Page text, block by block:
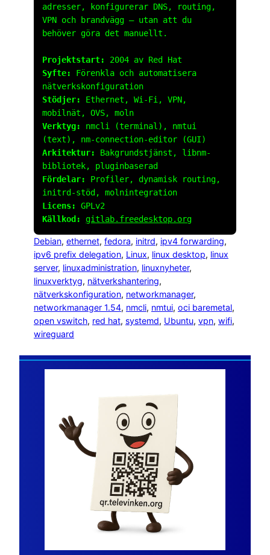
adresser, konfigurerar DNS, routing,
VPN och brandvägg – utan att du
behöver göra det manuellt.
Projektstart:
2004 av Red Hat
Syfte:
Förenkla och automatisera
nätverkskonfiguration
Stödjer:
Ethernet, Wi-Fi, VPN,
mobilnät, OVS, moln
Verktyg:
nmcli (terminal), nmtui
(text), nm-connection-editor (GUI)
Arkitektur:
Bakgrundstjänst, libnm-
bibliotek, pluginbaserad
Fördelar:
Profiler, dynamisk routing,
initrd-stöd, molnintegration
Licens:
GPLv2
Källkod:
gitlab.freedesktop.org
Debian, ethernet, fedora, initrd, ipv4 forwarding
ipv6 prefix delegation, Linux, linux desktop, linux
server, linuxadministration, linuxnyheter
linuxverktyg, nätverkshantering
nätverkskonfiguration, networkmanager
networkmanager 1.54, nmcli, nmtui, oci baremetal
open vswitch, red hat, systemd, Ubuntu, vpn, wifi
wireguard